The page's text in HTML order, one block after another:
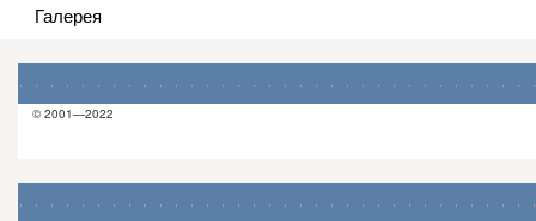
Галерея
© 2001—2022